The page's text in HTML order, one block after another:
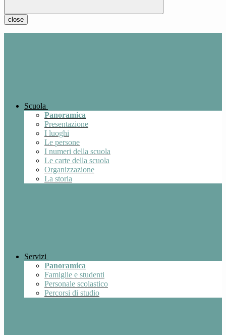
close
Scuola
Panoramica
Presentazione
I luoghi
Le persone
I numeri della scuola
Le carte della scuola
Organizzazione
La storia
Servizi
Panoramica
Famiglie e studenti
Personale scolastico
Percorsi di studio